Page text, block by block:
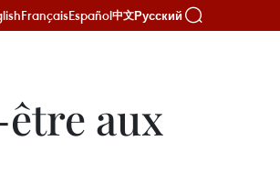
FrançaisEspañol中文Русский
aux